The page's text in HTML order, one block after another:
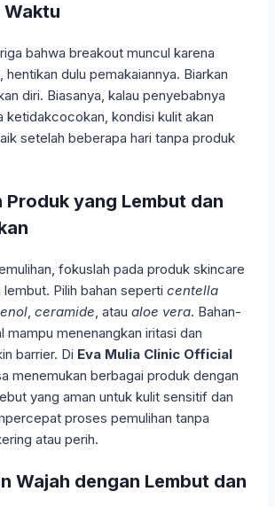
Waktu
bahwa breakout muncul karena
dulu pemakaiannya. Biarkan
diri. Biasanya, kalau penyebabnya
ketidakcocokan, kondisi kulit akan
setelah beberapa hari tanpa produk
Produk yang Lembut dan
fokuslah pada produk skincare
Pilih bahan seperti centella
, ceramide, atau aloe vera. Bahan-
mampu menenangkan iritasi dan
barrier. Di Eva Mulia Clinic Official
menemukan berbagai produk dengan
yang aman untuk kulit sensitif dan
proses pemulihan tanpa
atau perih.
Wajah dengan Lembut dan